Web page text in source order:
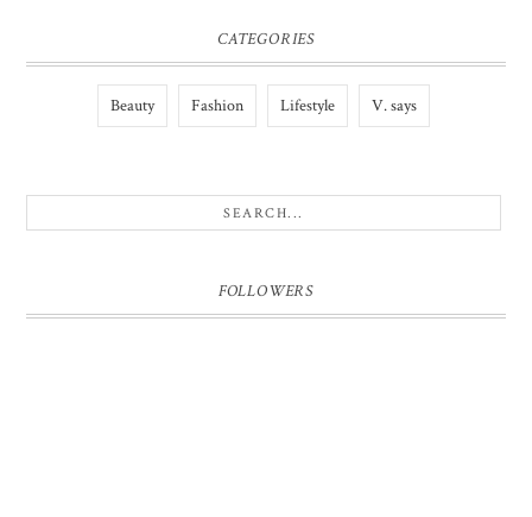
CATEGORIES
Beauty Fashion Lifestyle V. says
FOLLOWERS